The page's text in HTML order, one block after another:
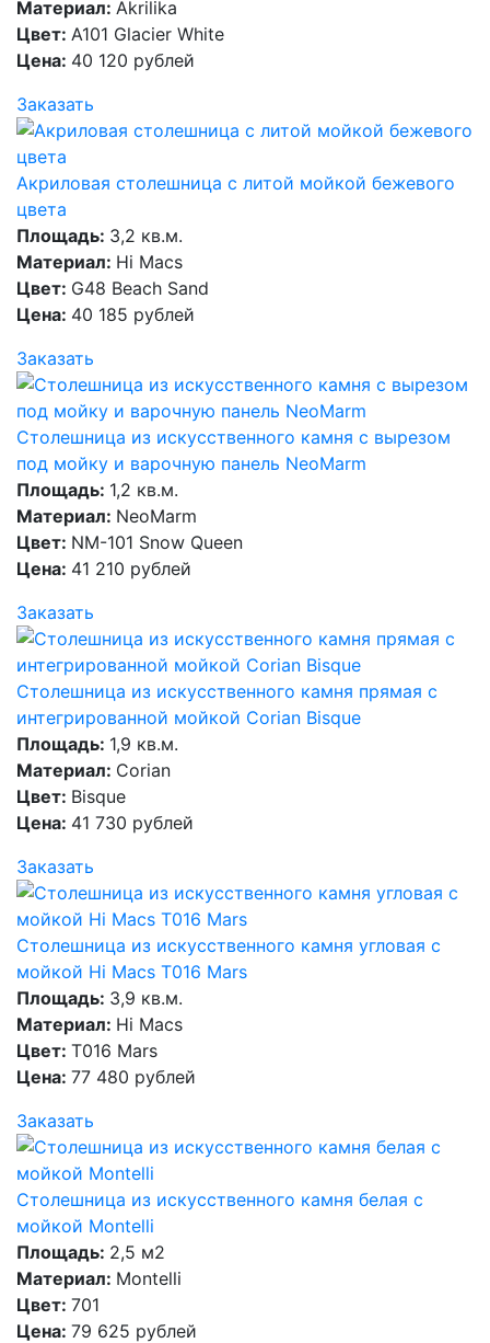
Материал: Akrilika
Цвет: A101 Glacier White
Цена: 40 120 рублей
Заказать
Акриловая столешница с литой мойкой бежевого
цвета
Площадь: 3,2 кв.м.
Материал: Hi Macs
Цвет: G48 Beach Sand
Цена: 40 185 рублей
Заказать
Столешница из искусственного камня с вырезом
под мойку и варочную панель NeoMarm
Площадь: 1,2 кв.м.
Материал: NeoMarm
Цвет: NM-101 Snow Queen
Цена: 41 210 рублей
Заказать
Столешница из искусственного камня прямая с
интегрированной мойкой Corian Bisque
Площадь: 1,9 кв.м.
Материал: Corian
Цвет: Bisque
Цена: 41 730 рублей
Заказать
Столешница из искусственного камня угловая с
мойкой Hi Macs T016 Mars
Площадь: 3,9 кв.м.
Материал: Hi Macs
Цвет: T016 Mars
Цена: 77 480 рублей
Заказать
Столешница из искусственного камня белая с
мойкой Montelli
Площадь: 2,5 м2
Материал: Montelli
Цвет: 701
Цена: 79 625 рублей